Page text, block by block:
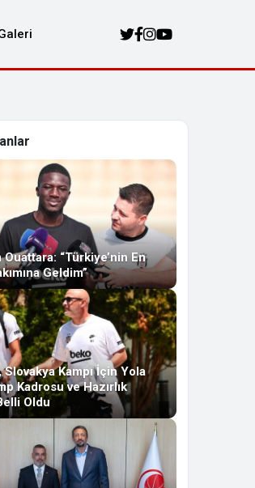
Ouattara: “Türkiye’nin En
Geldim”
Kampı İçin Yola
Kadrosu ve Hazırlık
Oldu